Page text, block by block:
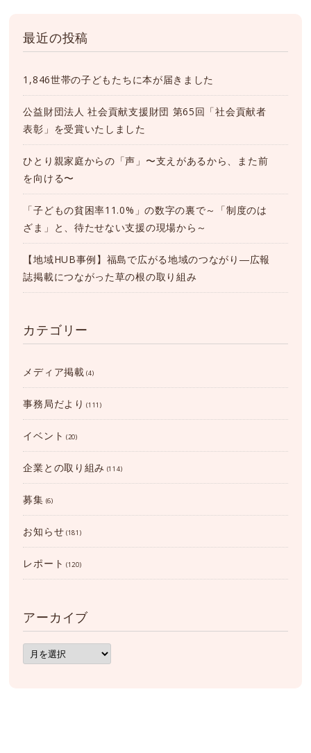
最近の投稿
1,846世帯の子どもたちに本が届きました
公益財団法人 社会貢献支援財団 第65回「社会貢献者
表彰」を受賞いたしました
ひとり親家庭からの「声」〜支えがあるから、また前
を向ける〜
「子どもの貧困率11.0%」の数字の裏で～「制度のは
ざま」と、待たせない支援の現場から～
【地域HUB事例】福島で広がる地域のつながり―広報
誌掲載につながった草の根の取り組み
カテゴリー
メディア掲載 (4)
事務局だより (111)
イベント (20)
企業との取り組み (114)
募集 (6)
お知らせ (181)
レポート (120)
アーカイブ
ア
ー
カ